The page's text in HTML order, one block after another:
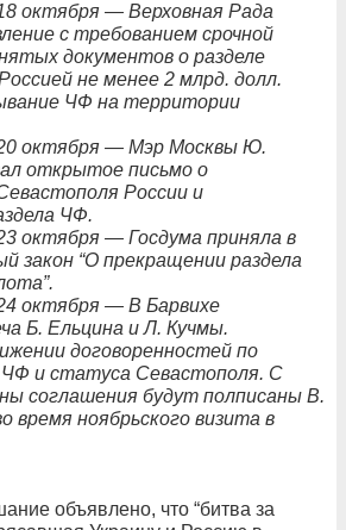
октября — Верховная Рада
с требованием срочной
документов о разделе
не менее 2 млрд. долл.
ЧФ на территории
октября — Мэр Москвы Ю.
открытое письмо о
России и
ЧФ.
октября — Госдума приняла в
закон “О прекращении раздела
октября — В Барвихе
Б. Ельцина и Л. Кучмы.
договоренностей по
ЧФ и статуса Севастополя. С
соглашения будут полписаны В.
время ноябрьского визита в
объявлено, что “битва за